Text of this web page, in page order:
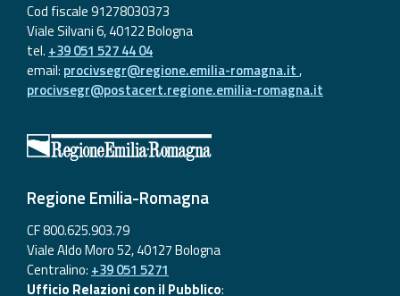
Cod fiscale 91278030373
Viale Silvani 6, 40122 Bologna
tel. +39 051 527 44 04
email: procivsegr@regione.emilia-romagna.it,
procivsegr@postacert.regione.emilia-romagna.it
Regione Emilia-Romagna
CF 800.625.903.79
Viale Aldo Moro 52, 40127 Bologna
Centralino: +39 051 5271
Ufficio Relazioni con il Pubblico: